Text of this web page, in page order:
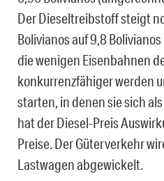
Der Dieseltreibstoff steigt
Bolivianos auf 9,8
die wenigen Eisenbahnen
konkurrenzfähiger werden
starten, in denen sie sich
hat der Diesel-Preis
Preise. Der Güterverkehr
Lastwagen abgewickelt.